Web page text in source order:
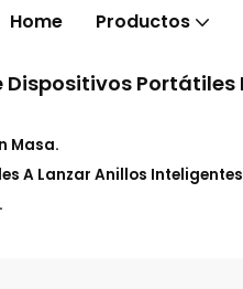
Home Productos
Dispositivos
Masa.
A Lanzar Anillos